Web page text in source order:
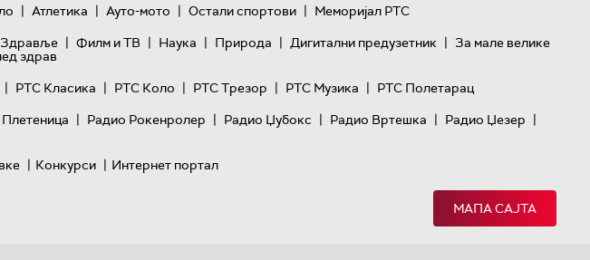
| Атлетика | Ауто-мото | Остали спортови | Меморијал РТС
Здравље | Филм и ТВ | Наука | Природа | Дигитални предузетник | За мале велике
здрав
| РТС Класика | РТС Коло | РТС Трезор | РТС Музика | РТС Полетарац
| Радио Рокенролер | Радио Џубокс | Радио Вртешка | Радио Џезер |
| Конкурси | Интернет портал
МАПА САЈТА